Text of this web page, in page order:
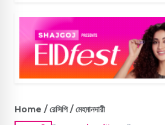
Home / রেসিপি / মেহমানদারী